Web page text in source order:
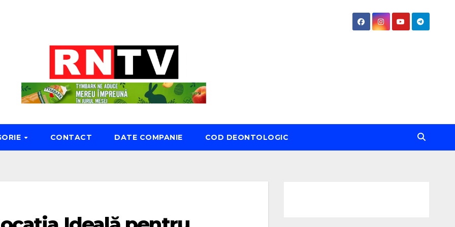
CONTACT DATE COMPANIE COD DEONTOLOGIC